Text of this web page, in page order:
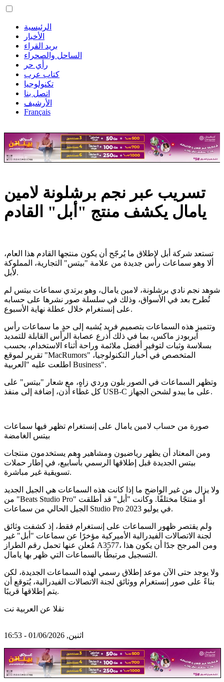
الرئيسية
الأخبار
بريد القراء
الساحل والصحراء
رأي حر
كتاب عرب
تكنولوجيا
اتصل بنا
الأرشيف
Français
تسريب عبر نجم برشلونة لامين
يامال يكشف منتج "أبل" القادم
تستعد شركة أبل لإطلاق ما يُرجّح أن يكون منتجها القادم هذا العام،
ألا وهو سماعات رأس جديدة من علامة "بيتس" التجارية، المملوكة
لأبل.
شوهد نجم نادي برشلونة، لامين يامال، وهو يرتدي سماعات بيتس لم
تُطرح بعد في الأسواق، وذلك في سلسلة صور نشرها على حسابه
على إنستغرام خلال عطلة نهاية الأسبوع.
وتتميز هذه السماعات بتصميم فريد يُشبه إلى حدٍ ما سماعات رأس
آيربودز ماكس، بما في ذلك أذرع عصابة الرأس القابلة للتمديد
بسلاسة وثبات لتوفير أفضل ملائمة وراحة أثناء الاستخدام، بحسب
تقرير لموقع "MacRumors" المتخصص في أخبار التكنولوجيا،
اطلعت عليه "العربية Business".
وتظهر السماعات في الصور بلون وردي زاهٍ، مع شعار "بيتس" على
كل غطاء أذن، إضافة إلى منفذ USB-C على ما يبدو لشحن الجهاز.
صورة من حساب لامين يامال على إنستغرام تظهر فيها سماعات
بيتس الغامضة
ومن المعتاد أن يظهر رياضيون ومشاهير وهم يستخدمون منتجات
بيتس الجديدة قبل إطلاقها الرسمي بأسابيع، في إطار حملات
تسويقية غير مباشرة.
ولا يزال من غير الواضح ما إذا كانت هذه السماعات هي الجيل الجديد
من "Beats Studio Pro" أو منتجًا مختلفًا. وكانت "أبل" قد أطلقت
الجيل الحالي من سماعات Studio Pro في يوليو 2023.
ولم يقتصر ظهور السماعات على إنستغرام فقط، إذ كشفت وثائق
لجنة الاتصالات الفيدرالية الأميركية مؤخرًا عن سماعات "أبل" غير
مُعلن عنها تحمل رقم الطراز A3577، ومن المرجح جدًا أن يكون هذا
التسجيل مرتبطًا بالسماعات التي ظهر بها يامال.
ولا يوجد حتى الآن موعد إطلاق رسمي لهذه السماعات الجديدة، لكن
بناءً على صور إنستغرام ووثائق لجنة الاتصالات الفيدرالية، يُتوقع أن
يتم إطلاقها قريبًا.
نقلا عن العربية نت
اثنين, 01/06/2026 - 16:53